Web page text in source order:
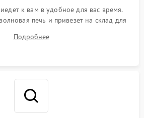
к вам в удобное для вас время.
печь и привезет на склад для
Подробнее